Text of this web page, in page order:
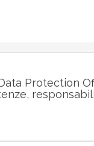
Protection